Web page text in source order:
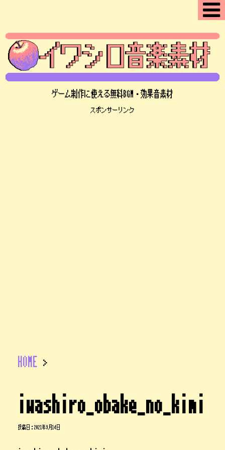
ゲーム制作に使える無料BGM・効果音素材
スポンサーリンク
HOME >
iwashiro_obake_no_kimi
投稿日： 2021年9月14日